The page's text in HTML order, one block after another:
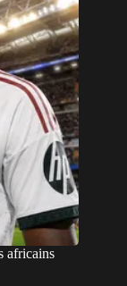
africains